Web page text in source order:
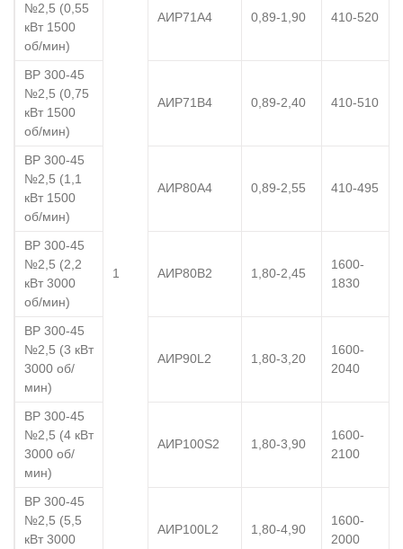
1
№2,5 (0,55
кВт 1500
об/мин)
АИР71А4 0,89-1,90 410-520
ВР 300-45
№2,5 (0,75
кВт 1500
об/мин)
АИР71В4 0,89-2,40 410-510
ВР 300-45
№2,5 (1,1
кВт 1500
об/мин)
АИР80А4 0,89-2,55 410-495
ВР 300-45
№2,5 (2,2
кВт 3000
об/мин)
АИР80В2 1,80-2,45
1600-
1830
ВР 300-45
№2,5 (3 кВт
3000 об/
мин)
АИР90L2 1,80-3,20
1600-
2040
ВР 300-45
№2,5 (4 кВт
3000 об/
мин)
АИР100S2 1,80-3,90
1600-
2100
ВР 300-45
№2,5 (5,5
кВт 3000
АИР100L2 1,80-4,90
1600-
2000